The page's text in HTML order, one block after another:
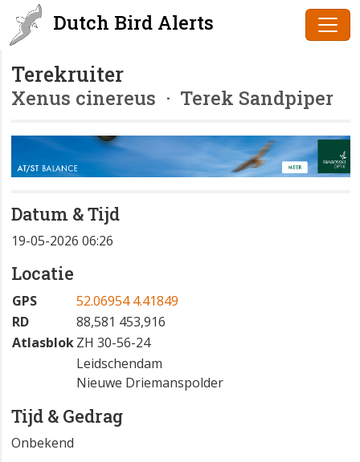
Dutch Bird Alerts
Terekruiter
Xenus cinereus · Terek Sandpiper
Datum & Tijd
19-05-2026 06:26
Locatie
GPS
52.06954 4.41849
RD
88,581 453,916
AtlasblokZH 30-56-24
Leidschendam
Nieuwe Driemanspolder
Tijd & Gedrag
Onbekend